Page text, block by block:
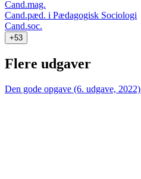
Cand.mag.
Cand.pæd. i Pædagogisk Sociologi
Cand.soc.
+53
Flere udgaver
Den gode opgave (6. udgave, 2022)